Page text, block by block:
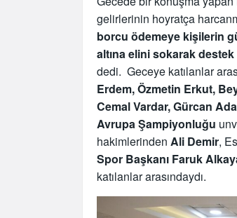
gelirlerinin hoyratça
borcu ödemeye kişilerin
altına elini sokarak
dedi. Geceye katılanlar
Erdem, Özmetin Erkut,
Cemal Vardar, Gürcan
Avrupa Şampiyonluğu
hakimlerinden Ali Demir,
Spor Başkanı Faruk
katılanlar arasındaydı.